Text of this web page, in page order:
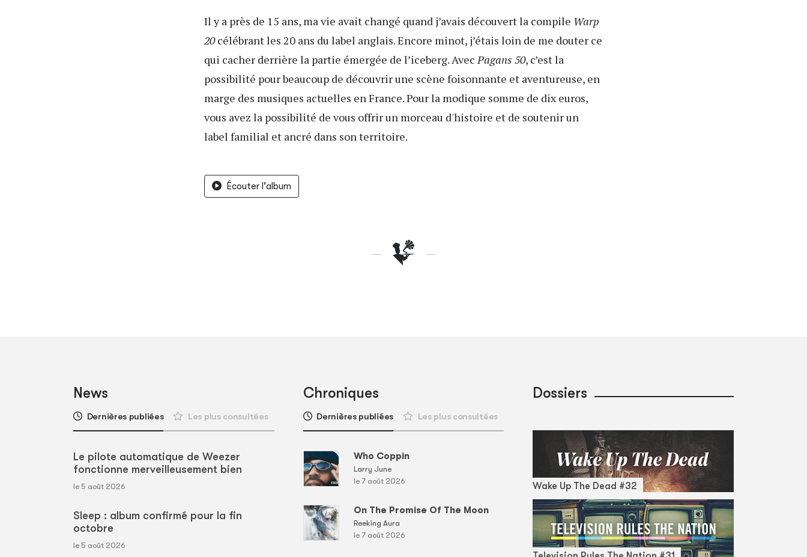
Il y a près de 15 ans, ma vie avait changé quand j’avais découvert la compile Warp
20célébrant les 20 ans du label anglais. Encore minot, j’étais loin de me douter ce
qui cacher derrière la partie émergée de l’iceberg. Avec Pagans 50, c’est la
possibilité pour beaucoup de découvrir une scène foisonnante et aventureuse, en
marge des musiques actuelles en France. Pour la modique somme de dix euros,
vous avez la possibilité de vous offrir un morceau d'histoire et de soutenir un
label familial et ancré dans son territoire.
Écouter l'album
News
Dernières publiées Les plus consultées
Le pilote automatique de Weezer
fonctionne merveilleusement bien
le 5 août 2026
Sleep : album confirmé pour la fin
octobre
le 5 août 2026
Chroniques
Dernières publiées Les plus consultées
Who Coppin
Larry June
le 7 août 2026
On The Promise Of The Moon
Reeking Aura
le 7 août 2026
Dossiers
Wake Up The Dead #32